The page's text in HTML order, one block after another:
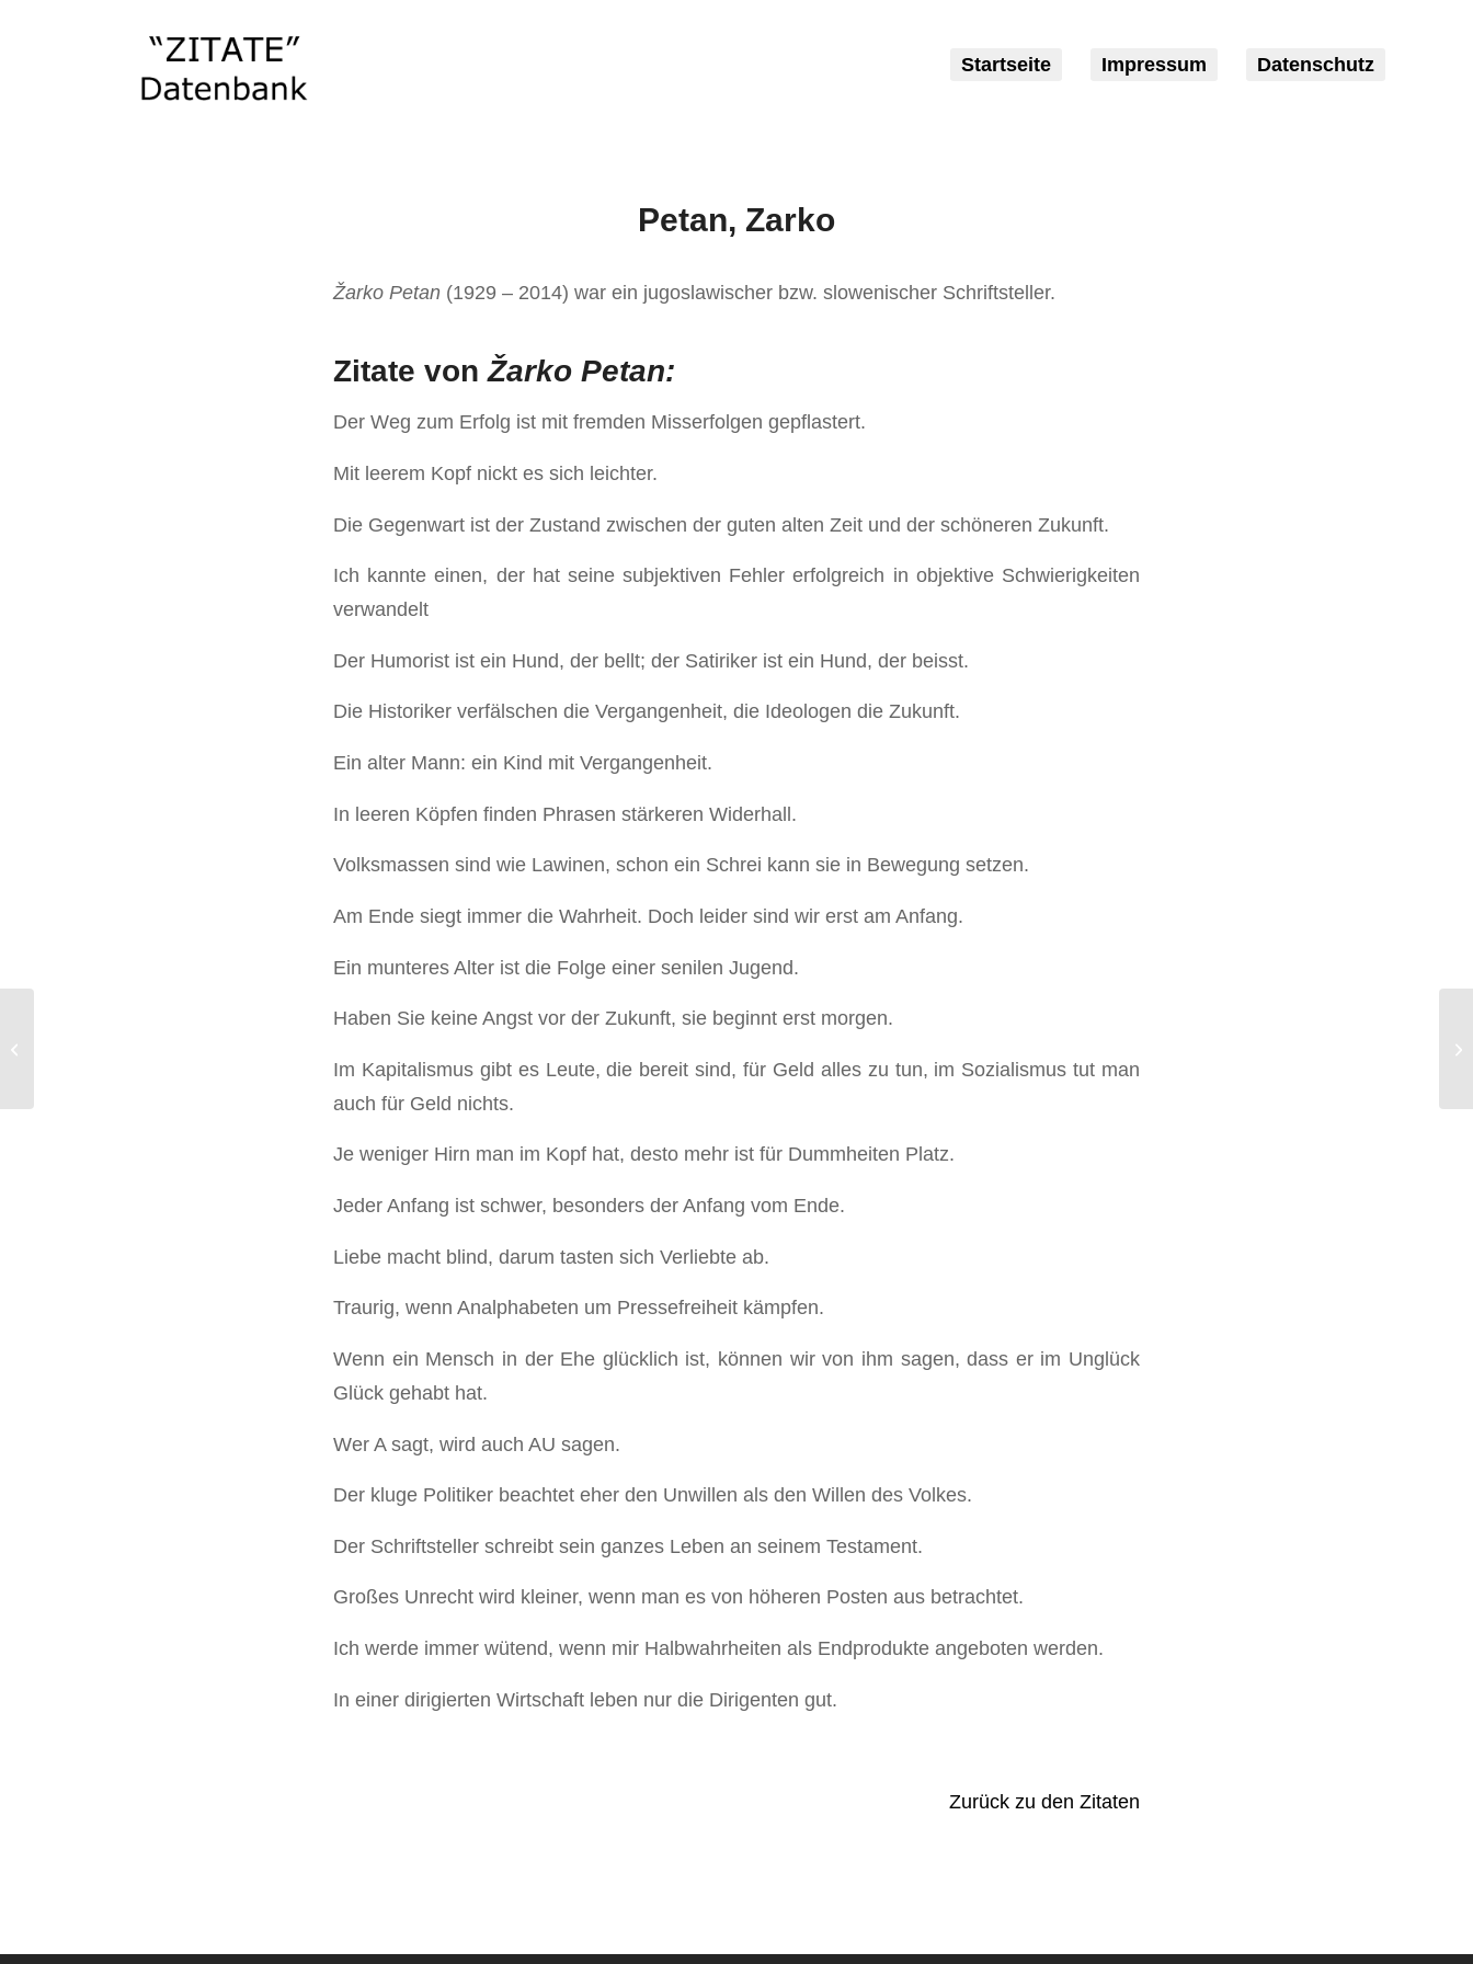
Startseite Impressum Datenschutz
Petan, Zarko
Žarko Petan (1929 – 2014) war ein jugoslawischer bzw. slowenischer Schriftsteller.
Zitate vonŽarko Petan:
Der Weg zum Erfolg ist mit fremden Misserfolgen gepflastert.
Mit leerem Kopf nickt es sich leichter.
Die Gegenwart ist der Zustand zwischen der guten alten Zeit und der schöneren Zukunft.
Ich kannte einen, der hat seine subjektiven Fehler erfolgreich in objektive Schwierigkeiten
verwandelt
Der Humorist ist ein Hund, der bellt; der Satiriker ist ein Hund, der beisst.
Die Historiker verfälschen die Vergangenheit, die Ideologen die Zukunft.
Ein alter Mann: ein Kind mit Vergangenheit.
In leeren Köpfen finden Phrasen stärkeren Widerhall.
Volksmassen sind wie Lawinen, schon ein Schrei kann sie in Bewegung setzen.
Am Ende siegt immer die Wahrheit. Doch leider sind wir erst am Anfang.
Ein munteres Alter ist die Folge einer senilen Jugend.
Haben Sie keine Angst vor der Zukunft, sie beginnt erst morgen.
Im Kapitalismus gibt es Leute, die bereit sind, für Geld alles zu tun, im Sozialismus tut man
auch für Geld nichts.
Je weniger Hirn man im Kopf hat, desto mehr ist für Dummheiten Platz.
Jeder Anfang ist schwer, besonders der Anfang vom Ende.
Liebe macht blind, darum tasten sich Verliebte ab.
Traurig, wenn Analphabeten um Pressefreiheit kämpfen.
Wenn ein Mensch in der Ehe glücklich ist, können wir von ihm sagen, dass er im Unglück
Glück gehabt hat.
Wer A sagt, wird auch AU sagen.
Der kluge Politiker beachtet eher den Unwillen als den Willen des Volkes.
Der Schriftsteller schreibt sein ganzes Leben an seinem Testament.
Großes Unrecht wird kleiner, wenn man es von höheren Posten aus betrachtet.
Ich werde immer wütend, wenn mir Halbwahrheiten als Endprodukte angeboten werden.
In einer dirigierten Wirtschaft leben nur die Dirigenten gut.
Zurück zu den Zitaten